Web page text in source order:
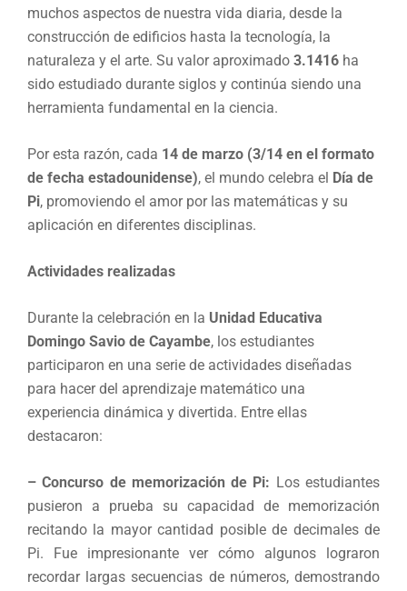
muchos aspectos de nuestra vida diaria, desde la
construcción de edificios hasta la tecnología, la
naturaleza y el arte. Su valor aproximado 3.1416 ha
sido estudiado durante siglos y continúa siendo una
herramienta fundamental en la ciencia.
Por esta razón, cada 14 de marzo (3/14 en el formato
de fecha estadounidense), el mundo celebra el Día de
Pi, promoviendo el amor por las matemáticas y su
aplicación en diferentes disciplinas.
Actividades realizadas
Durante la celebración en la Unidad Educativa
Domingo Savio de Cayambe, los estudiantes
participaron en una serie de actividades diseñadas
para hacer del aprendizaje matemático una
experiencia dinámica y divertida. Entre ellas
destacaron:
– Concurso de memorización de Pi: Los estudiantes
pusieron a prueba su capacidad de memorización
recitando la mayor cantidad posible de decimales de
Pi. Fue impresionante ver cómo algunos lograron
recordar largas secuencias de números, demostrando